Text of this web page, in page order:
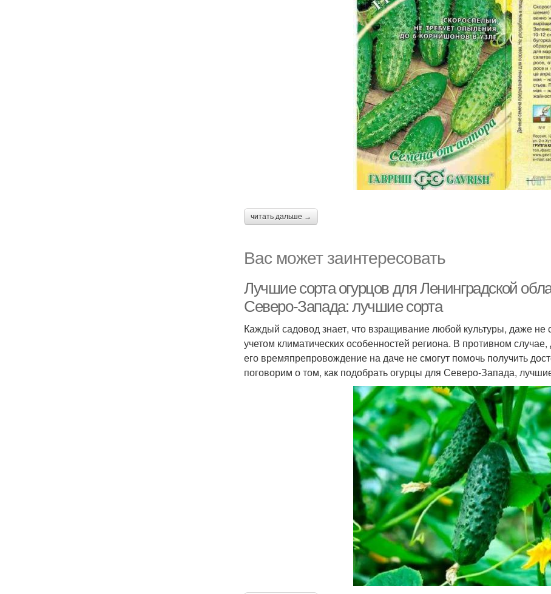
читать дальше →
Вас может заинтересовать
Лучшие сорта огурцов для Ленинградской
Северо-Запада: лучшие сорта
Каждый садовод знает, что взращивание любой культуры, даже
учетом климатических особенностей региона. В противном
его времяпрепровождение на даче не смогут помочь получить
поговорим о том, как подобрать огурцы для Северо-Запада,